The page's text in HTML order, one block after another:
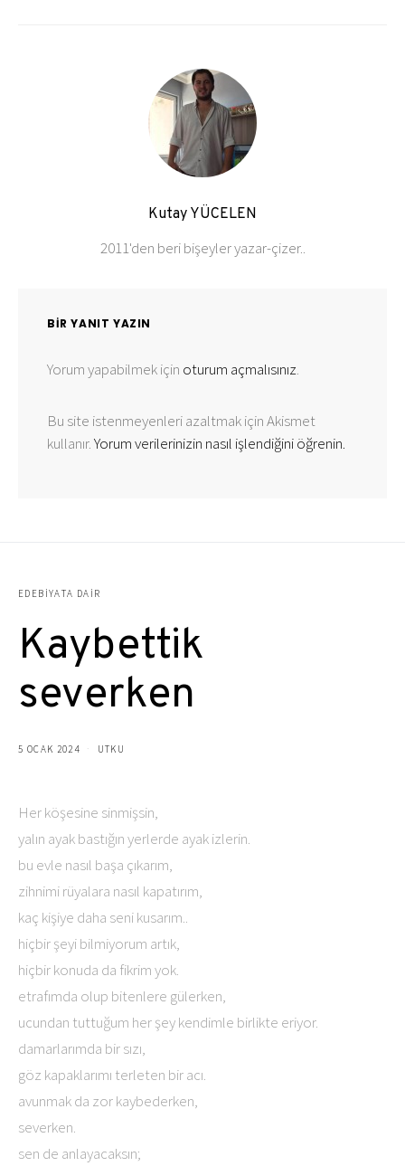
Kutay YÜCELEN
2011'den beri bişeyler yazar-çizer..
BIR YANIT YAZIN
Yorum yapabilmek için oturum açmalısınız.
Bu site istenmeyenleri azaltmak için Akismet
kullanır.Yorum verilerinizin nasıl işlendiğini öğrenin.
EDEBIYATA DAIR
Kaybettik
severken
5 OCAK 2024 UTKU
Her köşesine sinmişsin,
yalın ayak bastığın yerlerde ayak izlerin.
bu evle nasıl başa çıkarım,
zihnimi rüyalara nasıl kapatırım,
kaç kişiye daha seni kusarım..
hiçbir şeyi bilmiyorum artık,
hiçbir konuda da fikrim yok.
etrafımda olup bitenlere gülerken,
ucundan tuttuğum her şey kendimle birlikte eriyor.
damarlarımda bir sızı,
göz kapaklarımı terleten bir acı.
avunmak da zor kaybederken,
severken.
sen de anlayacaksın;